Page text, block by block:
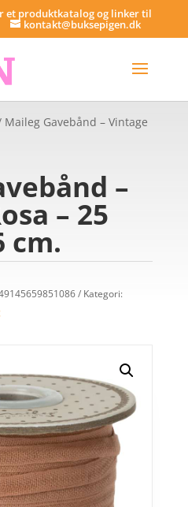
et produktkatalog og linker til
kontakt@buksepigen.dk
Gavebånd – Vintage
–
– 25
cm.
Kategori: